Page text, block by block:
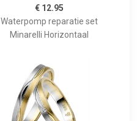
€ 12.95
Waterpomp reparatie set
Minarelli Horizontaal